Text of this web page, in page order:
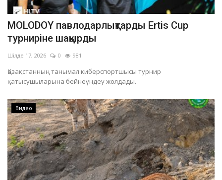
MOLODOY павлодарлықтарды Ertis Cup
турниріне шақырды
Шілде 17, 2026 0 981
Қазақстанның танымал киберспортшысы турнир
қатысушыларына бейнеүндеу жолдады.
Видео